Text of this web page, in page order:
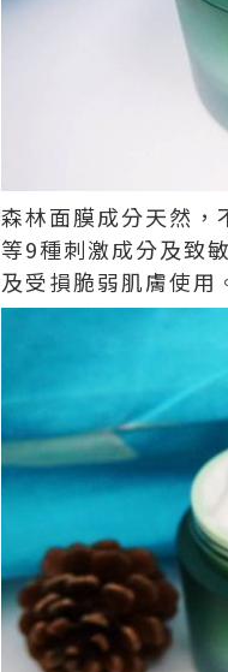
森林面膜成分天然，
等9種刺激成分及致
及受損脆弱肌膚使用